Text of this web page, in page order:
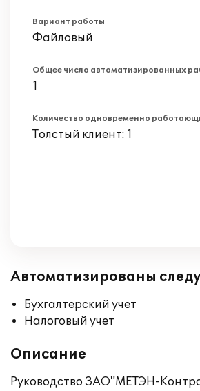
Вариант работы
Файловый
Общее число автоматизированных
1
Количество одновременно
Толстый клиент: 1
Автоматизированы
Бухгалтерский учет
Налоговый учет
Описание
Руководство ЗАО"МЕТЭН-